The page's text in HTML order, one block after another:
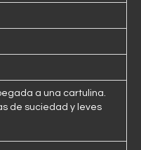
a una cartulina.
de suciedad y leves